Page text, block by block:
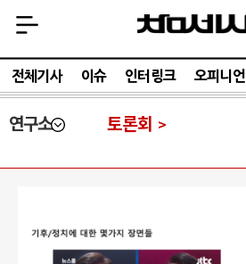
전체기사 이슈 인터링크 오피니언
연구소 토론회